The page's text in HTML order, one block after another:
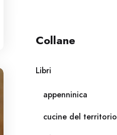
Collane
Libri
appenninica
cucine del territorio